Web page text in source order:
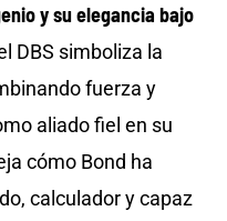
y su elegancia bajo
DBS simboliza la
fuerza y
aliado fiel en su
cómo Bond ha
calculador y capaz